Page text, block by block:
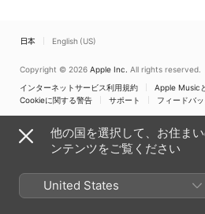
日本 English (US)
Copyright © 2026 Apple Inc. All rights reserved.
インターネットサービス利用規約
Apple Music
Cookieに関する警告
サポート フィードバッ
他の国を選択して、お住ま
ンテンツをご覧ください
United States